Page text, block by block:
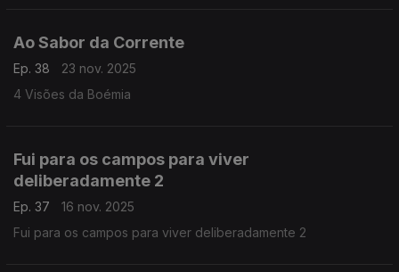
Ao Sabor da Corrente
Ep. 38
23 nov. 2025
4 Visões da Boémia
Fui para os campos para viver
deliberadamente 2
Ep. 37
16 nov. 2025
Fui para os campos para viver deliberadamente 2